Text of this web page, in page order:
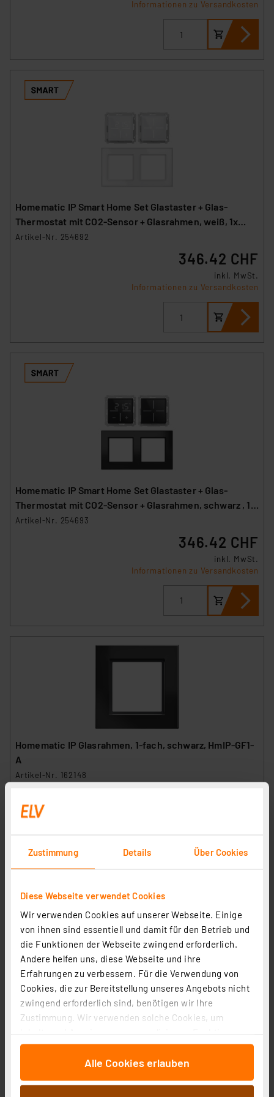
Zustimmung Details Über Cookies
Diese Webseite verwendet Cookies
Wir verwenden Cookies auf unserer Webseite. Einige
von ihnen sind essentiell und damit für den Betrieb und
die Funktionen der Webseite zwingend erforderlich.
Andere helfen uns, diese Webseite und ihre
Erfahrungen zu verbessern. Für die Verwendung von
Cookies, die zur Bereitstellung unseres Angebots nicht
zwingend erforderlich sind, benötigen wir Ihre
Zustimmung. Wir verwenden solche Cookies, um
für soziale Medien anbieten zu können und die Zugriffe
auf unsere Website zu analysieren. Außerdem geben
an unsere Partner für soziale Medien, Werbung und
Alle Cookies erlauben
Informationen zu Versandkosten
Homematic IP Smart Home Set Glastaster + Glas-
Thermostat mit CO2-Sensor + Glasrahmen, weiß, 1x
WGS, 1x WGTC, 1x GF2
Artikel-Nr. 254692
346.42 CHF
inkl. MwSt.
Informationen zu Versandkosten
Homematic IP Smart Home Set Glastaster + Glas-
Thermostat mit CO2-Sensor + Glasrahmen, schwarz , 1x
WGS-A, 1x WGTC-A, 1x GF2-A
Artikel-Nr. 254693
346.42 CHF
inkl. MwSt.
Informationen zu Versandkosten
Homematic IP Glasrahmen, 1-fach, schwarz, HmIP-GF1-
A
Artikel-Nr. 162148
Homematic IP Glasrahmen, 1-fach, weiß, HmIP-GF1
Artikel-Nr. 162145
Informationen zu Versandkosten